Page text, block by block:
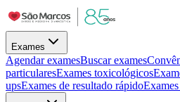
Exames
Agendar examesBuscar exames
particularesExames toxicológicos
upsExames de resultado rápido